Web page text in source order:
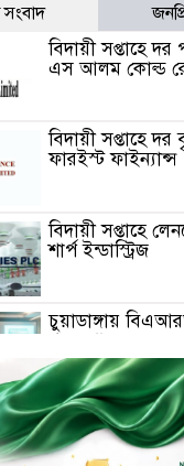
সংবাদ
বিদায়ী সপ্তাহে দর
এস আলম কোল্ড
বিদায়ী সপ্তাহে দর
ফারইস্ট ফাইন্যান্স
বিদায়ী সপ্তাহে
শার্প ইন্ডাস্ট্রিজ
চুয়াডাঙ্গায়
গবেষণা কেন্দ্র,
আঞ্চলিক রিভিউ
২০২৫-২৬ অনুষ্ঠিত
মুসলিম নিকাহ
পরিষদের সম্মেলন